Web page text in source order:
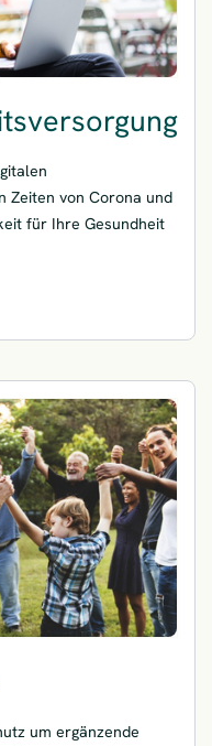
Zeiten von Corona und
für Ihre Gesundheit
um ergänzende